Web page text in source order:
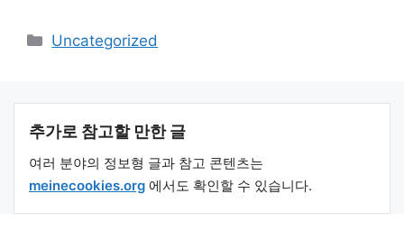
Categories
Uncategorized
추가로 참고할 만한 글
여러 분야의 정보형 글과 참고 콘텐츠는
meinecookies.org 에서도 확인할 수 있습니다.